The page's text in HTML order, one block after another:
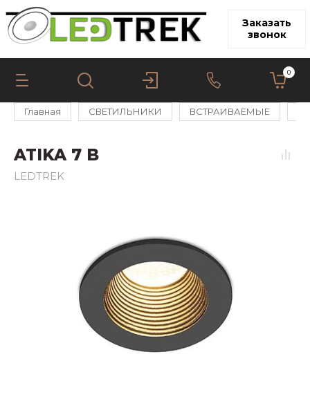
Заказать
звонок
0
Главная СВЕТИЛЬНИКИ ВСТРАИВАЕМЫЕ
ATIKA 7 B
LEDTREK